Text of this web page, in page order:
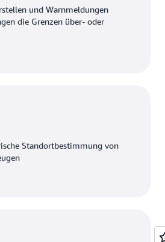
und Warnmeldungen
die Grenzen über- oder
Standortbestimmung von